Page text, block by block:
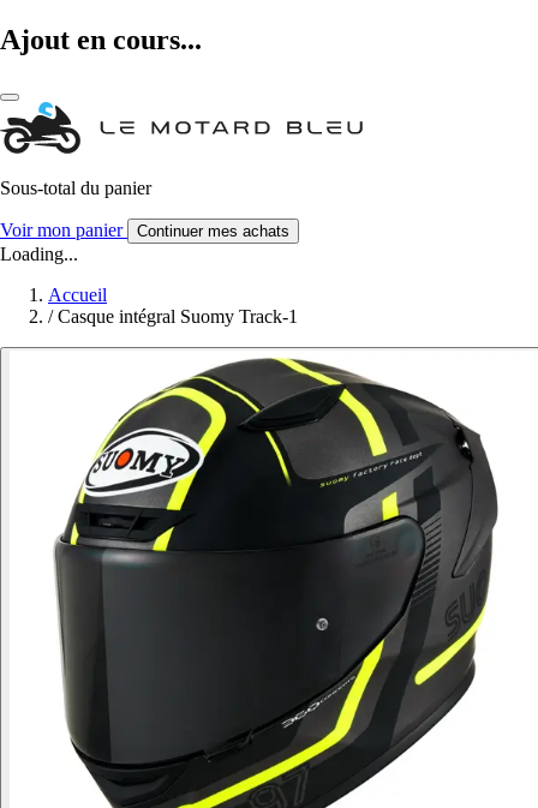
Ajout en cours...
Sous-total du panier
Voir mon panier Continuer mes achats
Loading...
Accueil
/ Casque intégral Suomy Track-1